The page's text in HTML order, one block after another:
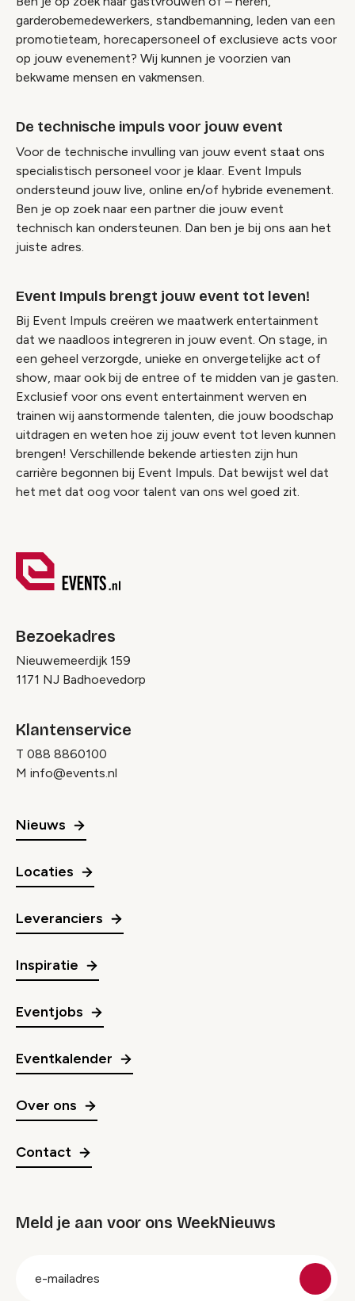
garderobemedewerkers, standbemanning, leden van een
promotieteam, horecapersoneel of exclusieve acts voor
op jouw evenement? Wij kunnen je voorzien van
bekwame mensen en vakmensen.
De technische impuls voor jouw event
Voor de technische invulling van jouw event staat ons
specialistisch personeel voor je klaar. Event Impuls
ondersteund jouw live, online en/of hybride evenement.
Ben je op zoek naar een partner die jouw event
technisch kan ondersteunen. Dan ben je bij ons aan het
juiste adres.
Event Impuls brengt jouw event tot leven!
Bij Event Impuls creëren we maatwerk entertainment
dat we naadloos integreren in jouw event. On stage, in
een geheel verzorgde, unieke en onvergetelijke act of
show, maar ook bij de entree of te midden van je gasten.
Exclusief voor ons event entertainment werven en
trainen wij aanstormende talenten, die jouw boodschap
uitdragen en weten hoe zij jouw event tot leven kunnen
brengen! Verschillende bekende artiesten zijn hun
carrière begonnen bij Event Impuls. Dat bewijst wel dat
het met dat oog voor talent van ons wel goed zit.
Bezoekadres
Nieuwemeerdijk 159
1171 NJ Badhoevedorp
Klantenservice
T 088 8860100
M info@events.nl
Nieuws
Locaties
Leveranciers
Inspiratie
Eventjobs
Eventkalender
Over ons
Contact
Meld je aan voor ons WeekNieuws